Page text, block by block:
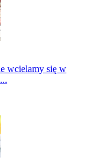
wcielamy się w